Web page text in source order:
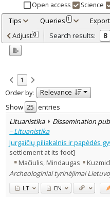
Open access Science
Tips Queries 1 Export
Adjusted by criteria 0
Year
Refine
Open access
Dissemination publications
Document Type:
Journal articles 8
Subject area
Archaeology
Text language
Country of publication
Historical periods
Lithuanian place names
Adjust 0 Search results: 8
1
Order by:
Relevance
Show
entries
Lituanistika
Dissemination
– Lituanistika
Jurgaičių piliakalnis ir papėdės
settlement at its foot]
Mačiulis, Mindaugas
Archeologiniai tyrinėjimai
LT EN